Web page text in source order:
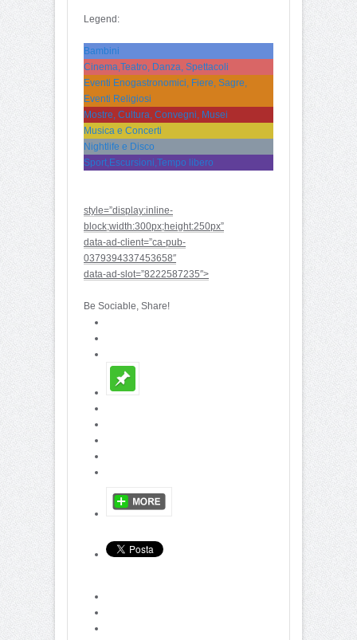
Legend:
Bambini
Cinema,Teatro, Danza, Spettacoli
Eventi Enogastronomici, Fiere, Sagre,
Eventi Religiosi
Mostre, Cultura, Convegni, Musei
Musica e Concerti
Nightlife e Disco
Sport,Escursioni,Tempo libero
style=”display:inline-
block;width:300px;height:250px”
data-ad-client=”ca-pub-
0379394337453658″
data-ad-slot=”8222587235″>
Be Sociable, Share!